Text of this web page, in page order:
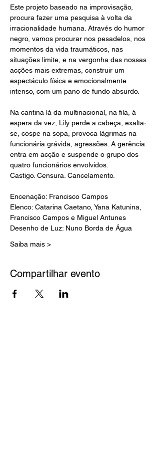
Este projeto baseado na improvisação,
procura fazer uma pesquisa à volta da
irracionalidade humana. Através do humor
negro, vamos procurar nos pesadelos, nos
momentos da vida traumáticos, nas
situações limite, e na vergonha das nossas
acções mais extremas, construir um
espectáculo física e emocionalmente
intenso, com um pano de fundo absurdo.
Na cantina lá da multinacional, na fila, à
espera da vez, Lily perde a cabeça, exalta-
se, cospe na sopa, provoca lágrimas na
funcionária grávida, agressões. A gerência
entra em acção e suspende o grupo dos
quatro funcionários envolvidos.
Castigo. Censura. Cancelamento.
Encenação: Francisco Campos
Elenco: Catarina Caetano, Yana Katunina,
Francisco Campos e Miguel Antunes
Desenho de Luz: Nuno Borda de Água
Saiba mais >
Compartilhar evento